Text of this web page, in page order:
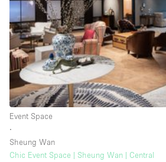
Bathroom
Car Display
Concierge
Counters
Daylight
Electricity
Fitting Rooms
Event Space
∙
Sheung Wan
Chic Event Space | Sheung Wan | Central